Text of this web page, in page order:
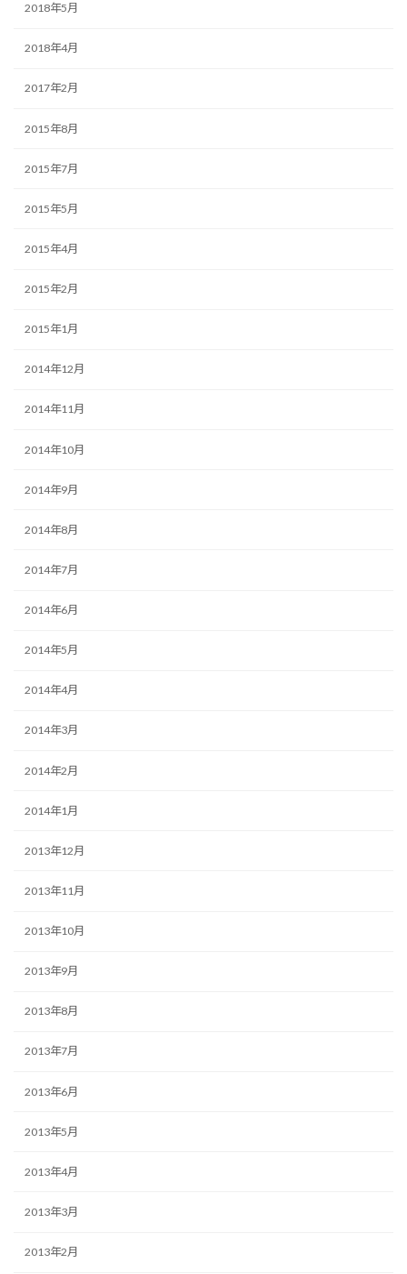
2018年5月
2018年4月
2017年2月
2015年8月
2015年7月
2015年5月
2015年4月
2015年2月
2015年1月
2014年12月
2014年11月
2014年10月
2014年9月
2014年8月
2014年7月
2014年6月
2014年5月
2014年4月
2014年3月
2014年2月
2014年1月
2013年12月
2013年11月
2013年10月
2013年9月
2013年8月
2013年7月
2013年6月
2013年5月
2013年4月
2013年3月
2013年2月